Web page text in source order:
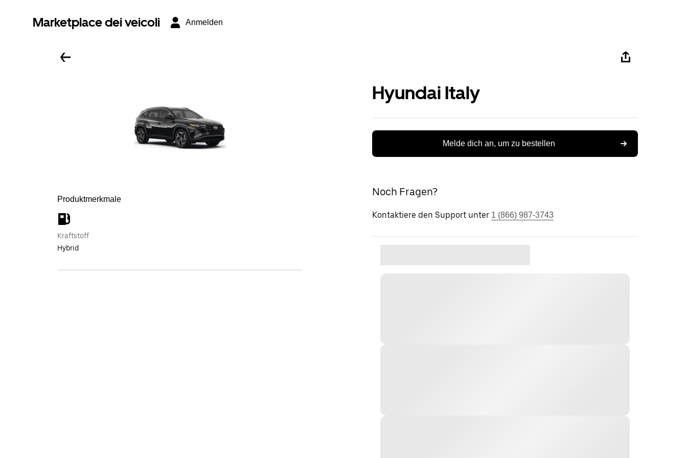
Marketplace dei veicoli Anmelden
Produktmerkmale
Kraftstoff
Hybrid
Hyundai Italy
Melde dich an, um zu bestellen
Noch Fragen?
Kontaktiere den Support unter 1 (866) 987-3743